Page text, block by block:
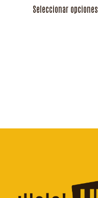
Seleccionar opciones